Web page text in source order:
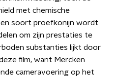
met chemische
soort proefkonijn wordt
om zijn prestaties te
substanties lijkt door
film, want Mercken
cameravoering op het